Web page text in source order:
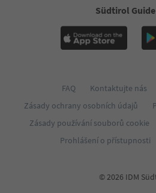
Südtirol
FAQ Kontaktujte nás
Zásady ochrany osobních údajů
Zásady používání souborů cookie
Prohlášení o přístupnosti
© 2026 IDM